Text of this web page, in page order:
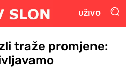
UŽIVO
traže promjene: